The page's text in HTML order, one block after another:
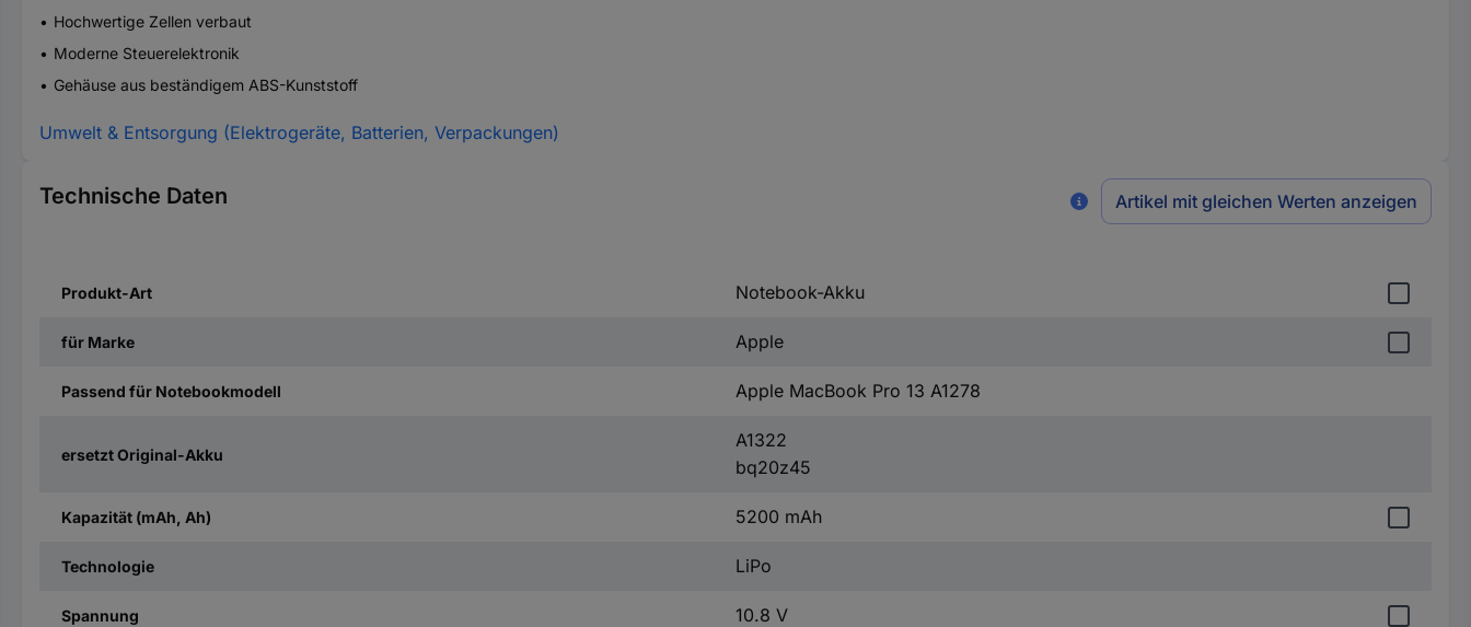
Hochwertige Zellen verbaut
Moderne Steuerelektronik
Gehäuse aus beständigem ABS-Kunststoff
Umwelt & Entsorgung (Elektrogeräte, Batterien, Verpackungen)
Technische Daten Artikel mit gleichen Werten anzeigen
Produkt-Art Notebook-Akku
für Marke Apple
Passend für Notebookmodell Apple MacBook Pro 13 A1278
ersetzt Original-Akku
A1322
bq20z45
Kapazität (mAh, Ah) 5200 mAh
Technologie LiPo
Spannung 10.8 V